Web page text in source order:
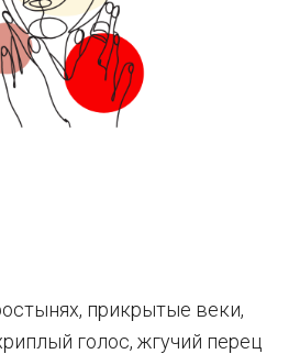
прикрытые веки,
голос, жгучий перец